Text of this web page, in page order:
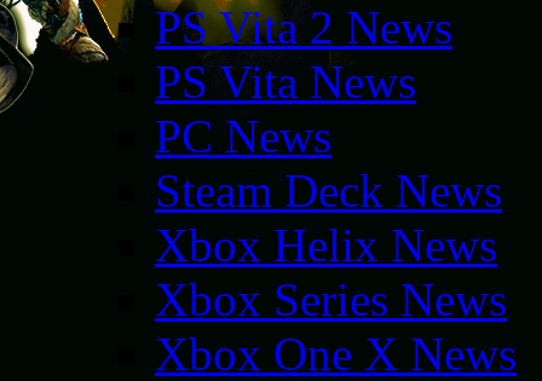
PS Vita 2 News
PS Vita News
PC News
Steam Deck News
Xbox Helix News
Xbox Series News
Xbox One X News